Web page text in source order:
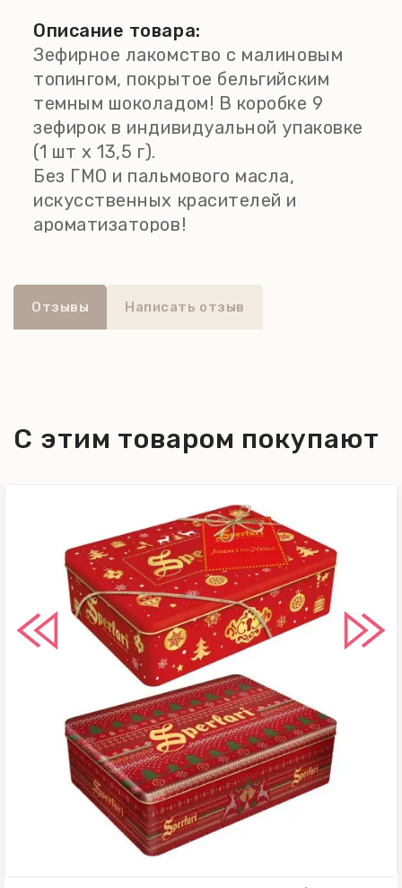
Описание товара:
Зефирное лакомство с малиновым
топингом, покрытое бельгийским
темным шоколадом! В коробке 9
зефирок в индивидуальной упаковке
(1 шт х 13,5 г).
Без ГМО и пальмового масла,
искусственных красителей и
ароматизаторов!
Отзывы Написать отзыв
С этим товаром покупают